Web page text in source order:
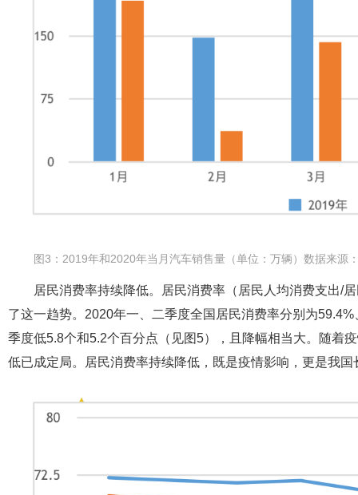
图3：2019年和2020年当月汽车销售量（单位：万辆）数据来源
居民消费率持续降低。居民消费率（居民人均消费支出/
了这一趋势。2020年一、二季度全国居民消费率分别为
季度低5.8个和5.2个百分点（见图5），且降幅相当大。随着
低已成定局。居民消费率持续降低，既是疫情影响，更是我